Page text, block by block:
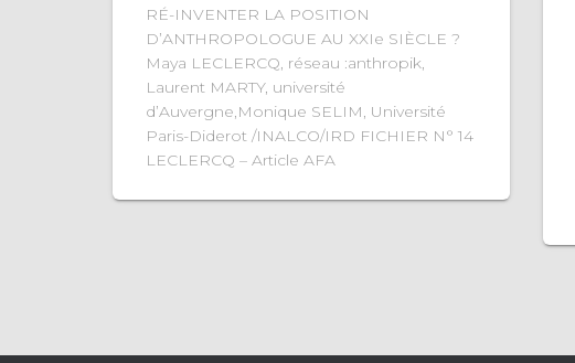
RÉ-INVENTER LA POSITION
D’ANTHROPOLOGUE AU XXIe SIÈCLE ?
Maya LECLERCQ, réseau :anthropik,
Laurent MARTY, université
d’Auvergne,Monique SELIM, Université
Paris-Diderot /INALCO/IRD FICHIER N° 14
LECLERCQ – Article AFA